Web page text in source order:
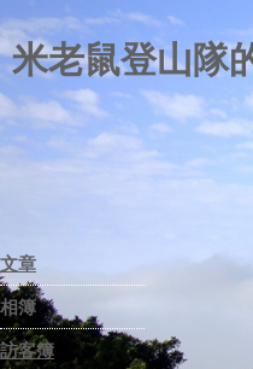
米老鼠登山隊
文章
相簿
訪客簿